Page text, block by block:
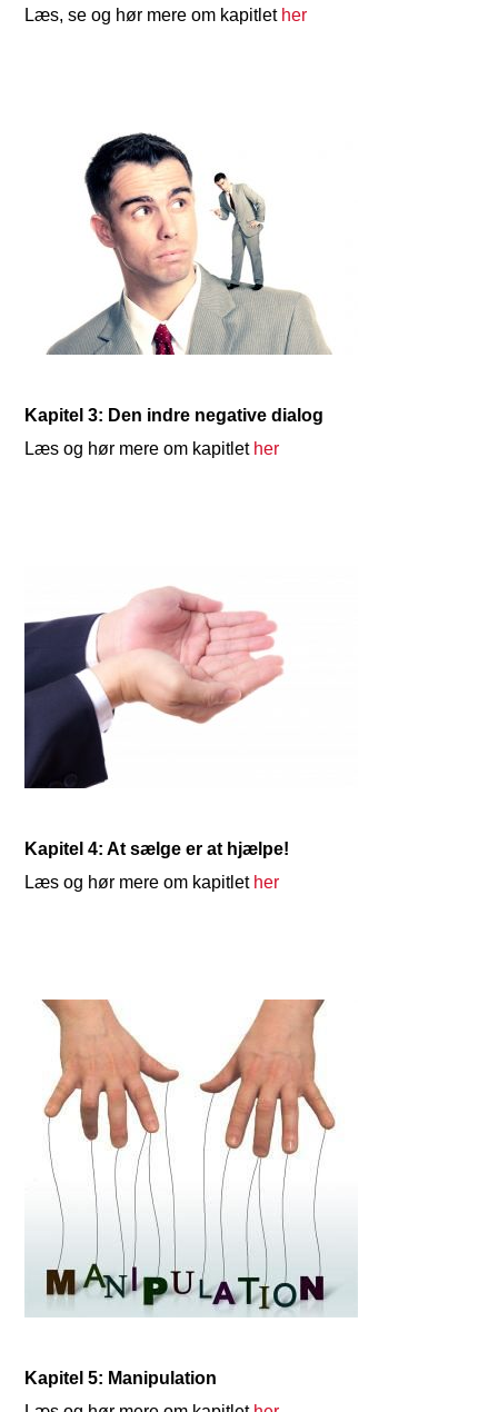
Læs, se og hør mere om kapitlet her
Kapitel 3: Den indre negative dialog
Læs og hør mere om kapitlet her
Kapitel 4: At sælge er at hjælpe!
Læs og hør mere om kapitlet her
Kapitel 5: Manipulation